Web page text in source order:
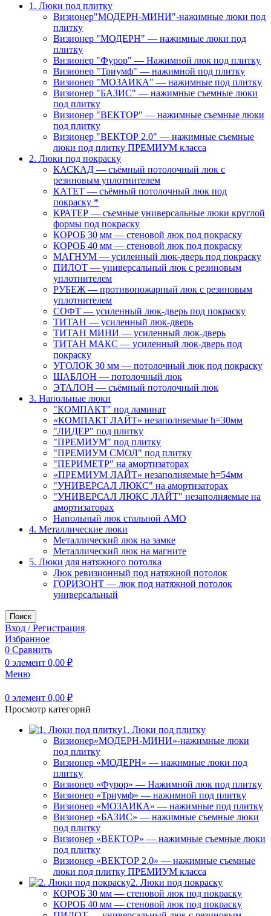
1. Люки под плитку
Визионер"МОДЕРН-МИНИ"-нажимные люки под
плитку
Визионер "МОДЕРН" — нажимные люки под
плитку
Визионер "Фурор" — Нажимной люк под плитку
Визионер "Триумф" — нажимной под плитку
Визионер "МОЗАИКА" — нажимные под плитку
Визионер "БАЗИС" — нажимные съемные люки
под плитку
Визионер "ВЕКТОР" — нажимные съемные люки
под плитку
Визионер "ВЕКТОР 2.0" — нажимные съемные
люки под плитку ПРЕМИУМ класса
2. Люки под покраску
КАСКАД — съёмный потолочный люк с
резиновым уплотнителем
КАТЕТ — съёмный потолочный люк под
покраску *
КРАТЕР — съемные универсальные люки круглой
формы под покраску
КОРОБ 30 мм — стеновой люк под покраску
КОРОБ 40 мм — стеновой люк под покраску
МАГНУМ — усиленный люк-дверь под покраску
ПИЛОТ — универсальный люк с резиновым
уплотнителем
РУБЕЖ — противопожарный люк с резиновым
уплотнителем
СОФТ — усиленный люк-дверь под покраску
ТИТАН — усиленный люк-дверь
ТИТАН МИНИ — усиленный люк-дверь
ТИТАН МАКС — усиленный люк-дверь под
покраску
УГОЛОК 30 мм — потолочный люк под покраску
ШАБЛОН — потолочный люк
ЭТАЛОН — съёмный потолочный люк
3. Напольные люки
"КОМПАКТ" под ламинат
«КОМПАКТ ЛАЙТ» незаполняемые h=30мм
"ЛИДЕР" под плитку
"ПРЕМИУМ" под плитку
"ПРЕМИУМ СМОЛ" под плитку
"ПЕРИМЕТР" на амортизаторах
«ПРЕМИУМ ЛАЙТ» незаполняемые h=54мм
"УНИВЕРСАЛ ЛЮКС" на амортизаторах
"УНИВЕРСАЛ ЛЮКС ЛАЙТ" незаполняемые на
амортизаторах
Напольный люк стальной АМО
4. Металлические люки
Металлический люк на замке
Металлический люк на магните
5. Люки для натяжного потолка
Люк ревизионный под натяжной потолок
ГОРИЗОНТ — люк под натяжной потолок
универсальный
Поиск
Вход / Регистрация
Избранное
0 Сравнить
0 элемент 0,00 ₽
Меню
0 элемент 0,00 ₽
Просмотр категорий
1. Люки под плитку
Визионер»МОДЕРН-МИНИ»-нажимные люки
под плитку
Визионер «МОДЕРН» — нажимные люки под
плитку
Визионер «Фурор» — Нажимной люк под плитку
Визионер «Триумф» — нажимной под плитку
Визионер «МОЗАИКА» — нажимные под плитку
Визионер «БАЗИС» — нажимные съемные люки
под плитку
Визионер «ВЕКТОР» — нажимные съемные люки
под плитку
Визионер «ВЕКТОР 2.0» — нажимные съемные
люки под плитку ПРЕМИУМ класса
2. Люки под покраску
КОРОБ 30 мм — стеновой люк под покраску
КОРОБ 40 мм — стеновой люк под покраску